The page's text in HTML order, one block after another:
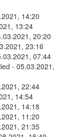
14:20
13:24
20:20
23:16
07:44
- 05.03.2021,
22:44
14:54
14:18
11:20
21:35